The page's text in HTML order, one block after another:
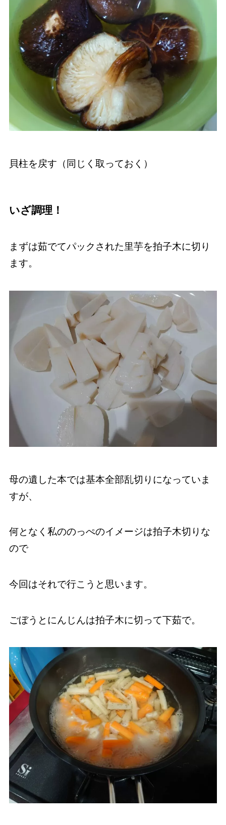
貝柱を戻す（同じく取っておく）
いざ調理！
まずは茹でてパックされた里芋を拍子木に切り
ます。
母の遺した本では基本全部乱切りになっていま
すが、
何となく私ののっぺのイメージは拍子木切りな
ので
今回はそれで行こうと思います。
ごぼうとにんじんは拍子木に切って下茹で。